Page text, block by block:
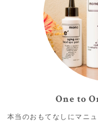
One to
本当のおもてなしにマニ